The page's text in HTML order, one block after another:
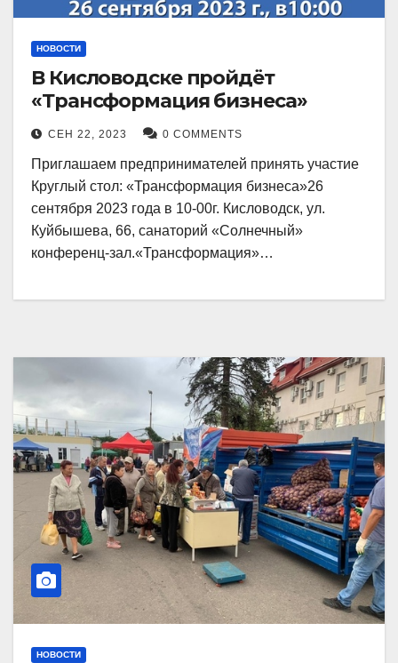
НОВОСТИ
В Кисловодске пройдёт
«Трансформация бизнеса»
СЕН 22, 2023 0 COMMENTS
Приглашаем предпринимателей принять участие
Круглый стол: «Трансформация бизнеса»26
сентября 2023 года в 10-00г. Кисловодск, ул.
Куйбышева, 66, санаторий «Солнечный»
конференц-зал.«Трансформация»…
НОВОСТИ